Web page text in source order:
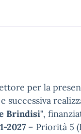
per la
successiva
Brindisi",
2027 – Priorità 5